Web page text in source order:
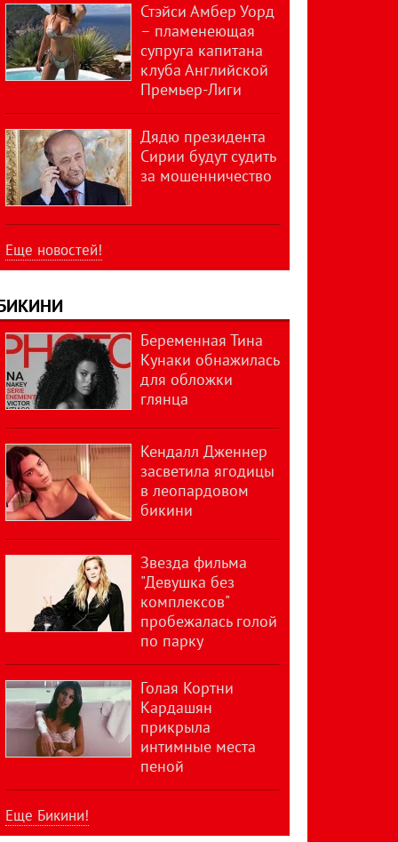
Стэйси Амбер Уорд
– пламенеющая
супруга капитана
клуба Английской
Премьер-Лиги
Дядю президента
Сирии будут судить
за мошенничество
Еще новостей!
Беременная Тина
Кунаки обнажилась
для обложки
глянца
Кендалл Дженнер
засветила ягодицы
в леопардовом
бикини
Звезда фильма
"Девушка без
комплексов"
пробежалась голой
по парку
Голая Кортни
Кардашян
прикрыла
интимные места
пеной
Еще Бикини!